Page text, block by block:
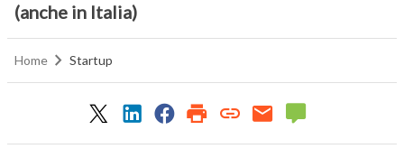
(anche in Italia)
Home Startup